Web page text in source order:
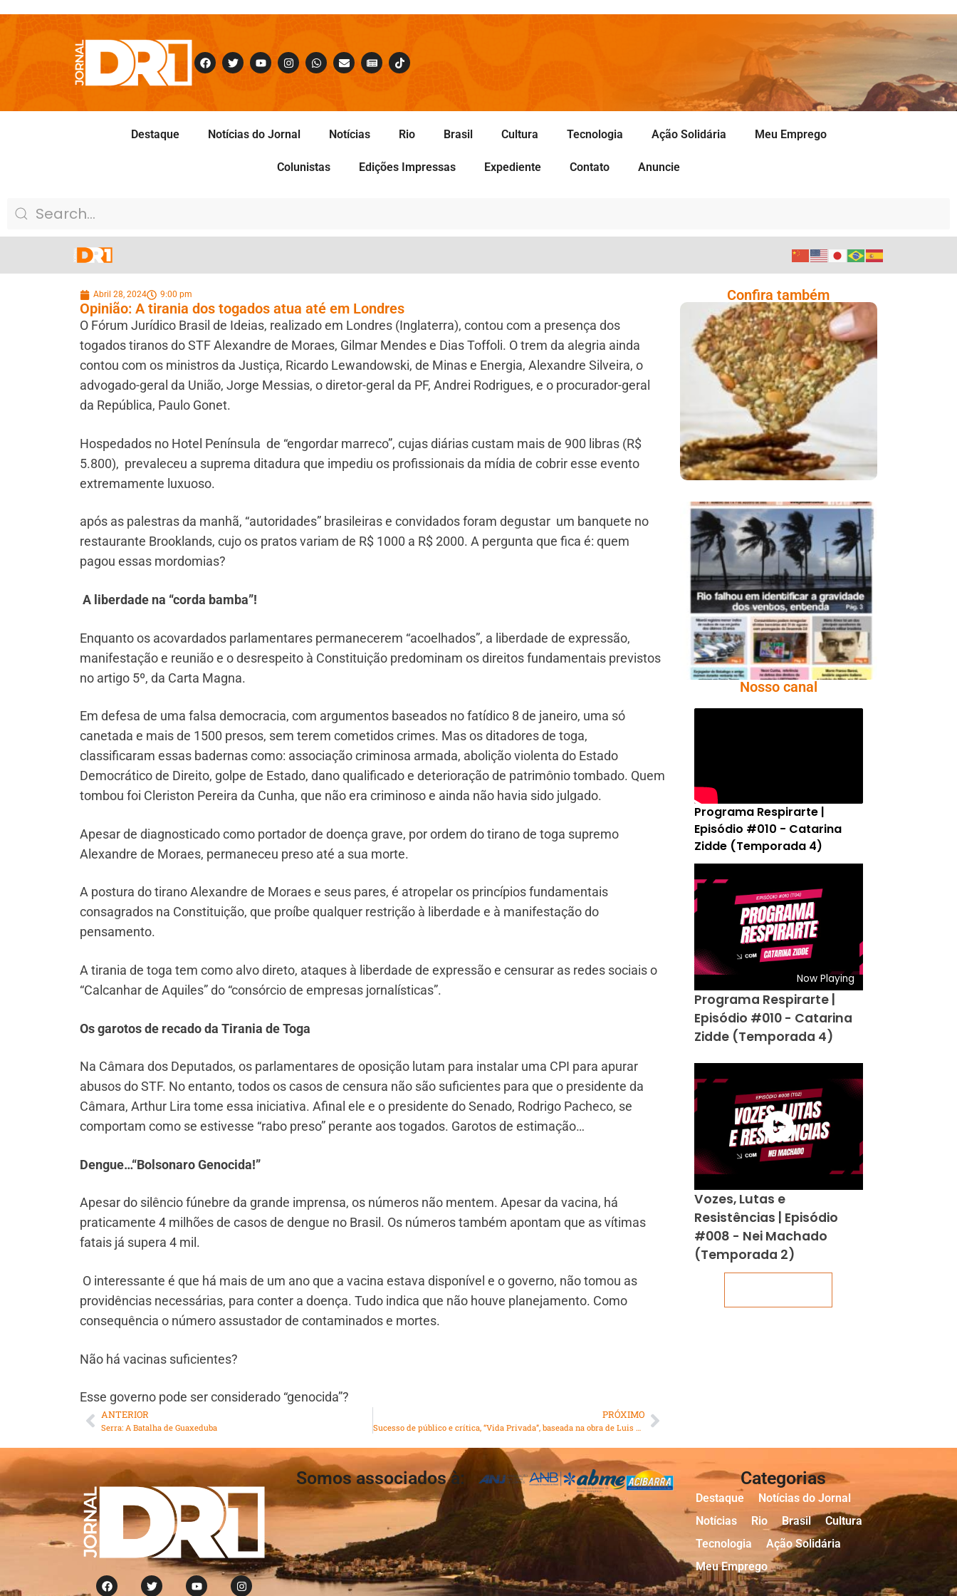
Destaque Notícias do Jornal Notícias Rio Brasil Cultura Tecnologia Ação Solidária Meu Emprego
Colunistas Edições Impressas Expediente Contato Anuncie
Abril 28, 2024 9:00 pm
Opinião: A tirania dos togados atua até em Londres
O Fórum Jurídico Brasil de Ideias, realizado em Londres (Inglaterra), contou com a presença dos
togados tiranos do STF Alexandre de Moraes, Gilmar Mendes e Dias Toffoli. O trem da alegria ainda
contou com os ministros da Justiça, Ricardo Lewandowski, de Minas e Energia, Alexandre Silveira, o
advogado-geral da União, Jorge Messias, o diretor-geral da PF, Andrei Rodrigues, e o procurador-geral
da República, Paulo Gonet.
Hospedados no Hotel Península de “engordar marreco”, cujas diárias custam mais de 900 libras (R$
5.800), prevaleceu a suprema ditadura que impediu os profissionais da mídia de cobrir esse evento
extremamente luxuoso.
após as palestras da manhã, “autoridades” brasileiras e convidados foram degustar um banquete no
restaurante Brooklands, cujo os pratos variam de R$ 1000 a R$ 2000. A pergunta que fica é: quem
pagou essas mordomias?
A liberdade na “corda bamba”!
Enquanto os acovardados parlamentares permanecerem “acoelhados”, a liberdade de expressão,
manifestação e reunião e o desrespeito à Constituição predominam os direitos fundamentais previstos
no artigo 5º, da Carta Magna.
Em defesa de uma falsa democracia, com argumentos baseados no fatídico 8 de janeiro, uma só
canetada e mais de 1500 presos, sem terem cometidos crimes. Mas os ditadores de toga,
classificaram essas badernas como: associação criminosa armada, abolição violenta do Estado
Democrático de Direito, golpe de Estado, dano qualificado e deterioração de patrimônio tombado. Quem
tombou foi Cleriston Pereira da Cunha, que não era criminoso e ainda não havia sido julgado.
Apesar de diagnosticado como portador de doença grave, por ordem do tirano de toga supremo
Alexandre de Moraes, permaneceu preso até a sua morte.
A postura do tirano Alexandre de Moraes e seus pares, é atropelar os princípios fundamentais
consagrados na Constituição, que proíbe qualquer restrição à liberdade e à manifestação do
pensamento.
A tirania de toga tem como alvo direto, ataques à liberdade de expressão e censurar as redes sociais o
“Calcanhar de Aquiles” do “consórcio de empresas jornalísticas”.
Os garotos de recado da Tirania de Toga
Na Câmara dos Deputados, os parlamentares de oposição lutam para instalar uma CPI para apurar
abusos do STF. No entanto, todos os casos de censura não são suficientes para que o presidente da
Câmara, Arthur Lira tome essa iniciativa. Afinal ele e o presidente do Senado, Rodrigo Pacheco, se
comportam como se estivesse “rabo preso” perante aos togados. Garotos de estimação…
Dengue…“Bolsonaro Genocida!”
Apesar do silêncio fúnebre da grande imprensa, os números não mentem. Apesar da vacina, há
praticamente 4 milhões de casos de dengue no Brasil. Os números também apontam que as vítimas
fatais já supera 4 mil.
O interessante é que há mais de um ano que a vacina estava disponível e o governo, não tomou as
providências necessárias, para conter a doença. Tudo indica que não houve planejamento. Como
consequência o número assustador de contaminados e mortes.
Não há vacinas suficientes?
Esse governo pode ser considerado “genocida”?
ANTERIOR
Serra: A Batalha de Guaxeduba
PRÓXIMO
Sucesso de público e crítica, “Vida Privada”, baseada na obra de Luis Fernando Verissimo, faz única apresentação no Teatro Brigitte Blair, em Copacabana
Confira também
Comer Bem: Cracker
De Sementes
Ano X – Número 366
01 A 07 De Agosto De
2026
Nosso canal
Programa Respirarte |
Episódio #010 - Catarina
Zidde (Temporada 4)
Now Playing
Programa Respirarte |
Episódio #010 - Catarina
Zidde (Temporada 4)
Vozes, Lutas e
Resistências | Episódio
#008 - Nei Machado
(Temporada 2)
Somos associados à: Categorias
Destaque
Notícias do Jornal
Notícias
Rio Brasil
Cultura
Tecnologia
Ação Solidária
Meu Emprego